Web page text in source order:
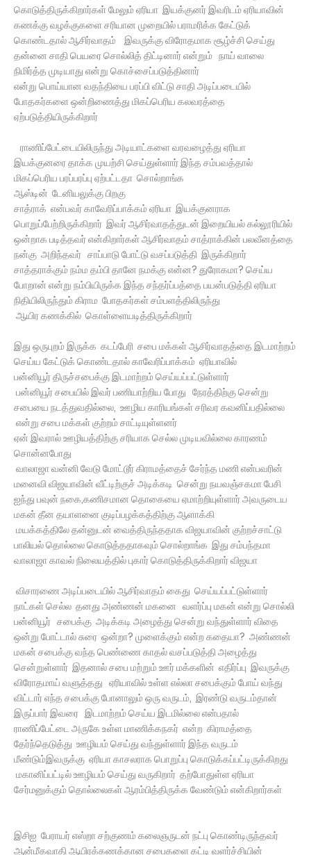
கொடுத்திருக்கிறார்கள் மேலும் ஏரியா இயக்குனர் இவரிடம் ஏரியாவின்
கணக்கு வழக்குகளை சரியான முறையில் பராமரிக்க கேட்டுக்
கொண்டதால் ஆசிர்வாதம் இவருக்கு விரோதமாக சூழ்ச்சி செய்து
தன்னை சாதி பெயரை சொல்லித் திட்டினார் என்றும் நாய் வாலை
நிமிர்த்த முடியாது என்று கொச்சைப்படுத்தினார்
என்று பொய்யான வதந்தியை பரப்பி விட்டு சாதி அடிப்படையில்
போதகர்களை ஒன்றிணைத்து மிகப்பெரிய கலவரத்தை
ஏற்படுத்தியிருக்கிறார்
ராணிப்பேட்டையிலிருந்து அடியாட்களை வரவழைத்து ஏரியா
இயக்குனரை தாக்க முயற்சி செய்துள்ளார் இந்த சம்பவத்தால்
மிகப்பெரிய பரப்பரப்பு ஏற்பட்டதா சொல்றாங்க
ஆஸ்டின் டேனியலுக்கு பிறகு
சாத்ராக் என்பவர் காவேரிப்பாக்கம் ஏரியா இயக்குனராக
பொறுப்பேற்றிருக்கிறார் இவர் ஆசிர்வாதத்துடன் இறையியல் கல்லூரியில்
ஒன்றாக படித்தவர் என்கிறார்கள் ஆசிர்வாதம் சாத்ராக்கின் பலவீனத்தை
நன்கு அறிந்தவர் சாப்பாடு போட்டு வசப்படுத்தி இருக்கிறார்
சாத்தராக்கும் நம்ம தம்பி தானே நமக்கு என்ன? துரோகமா? செய்ய
போறான் என்று நம்பியிருக்க இந்த சந்தர்ப்பத்தை பயன்படுத்தி ஏரியா
நிதியிலிருந்தும் கிராம போதகர்கள் சம்பளத்திலிருந்து
ஆயிர கணக்கில் கொள்ளையடித்திருக்கிறார்
இது ஒருபுறம் இருக்க கடப்பேரி சபை மக்கள் ஆசிர்வாதத்தை இடமாற்றம்
செய்ய கேட்டுக் கொண்டதால் காவேரிப்பாக்கம் ஏரியாவில்
பன்னியூர் திருச்சபைக்கு இடமாற்றம் செய்யப்பட்டுள்ளார்
பன்னியூர் சபையில் இவர் பணியாற்றிய போது நேரத்திற்கு சென்று
சபையை நடத்துவதில்லை, ஊழிய காரியங்கள் சரிவர கவனிப்பதில்லை
என்று சபை மக்கள் குற்றம் சாட்டியுள்ளனர்
ஏன் இவரால் ஊழியத்திற்கு சரியாக செல்ல முடியவில்லை காரணம்
சொன்னபோது
வாலாஜா வன்னி வேடு மோட்டூர் கிராமத்தைச் சேர்ந்த மணி என்பவரின்
மனைவி விஜயாவின் வீட்டிற்குச் அடிக்கடி சென்று நயவஞ்சகமா பேசி
ஐந்து பவுன் நகை,கணிசமான தொகையை ஏமாற்றியுள்ளார் அவருடைய
மகன் தீன தயாளனை குடிப்பழக்கத்திற்கு ஆளாக்கி
மயக்கத்திலே தன்னுடன் வைத்திருந்ததாக விஜயாவின் குற்றச்சாட்டு
பாலியல் தொல்லை கொடுத்ததாகவும் சொல்றாங்க இது சம்பந்தமா
வாலாஜா காவல் நிலையத்தில் புகார் கொடுத்திருக்கிறார் விஜயா
விசாரணை அடிப்படையில் ஆசிர்வாதம் கைது செய்யப்பட்டுள்ளார்
நாட்கள் செல்ல தனது அண்ணன் மகனை வளர்ப்பு மகன் என்று சொல்லி
பன்னியூர் சபைக்கு அடிக்கடி அழைத்து சென்று வந்துள்ளார் விதை
ஒன்று போட்டால் சுரை ஒன்றா? முளைக்கும் என்ற கதையா? அண்ணன்
மகன் சபைக்கு வந்த பெண்ணை காதல் வசப்படுத்தி அழைத்து
சென்றுள்ளார் இதனால் சபை மற்றும் ஊர் மக்களின் எதிர்ப்பு இவருக்கு
விரோதமாய் வளுத்தது ஏரியாவில் உள்ள எல்லா சபைக்கும் போய் வந்து
விட்டார் எந்த சபைக்கு போனாலும் ஒரு வருடம், இரண்டு வருடம்தான்
இருப்பார் இவரை இடமாற்றம் செய்ய இடமில்லை என்பதால்
ராணிப்பேட்டை அருகே உள்ள மாணிக்கநகர் என்ற கிராமத்தை
தேர்ந்தெடுத்து ஊழியம் செய்து வந்துள்ளார் இந்த வருடம்
மீண்டும்இவருக்கு ஏரியா காசலராக பொறுப்பு கொடுக்கப்பட்டிருக்கிறது
மகானிப்பட்டில் ஊழியம் செய்து வருகிறார் தற்போதுள்ள ஏரியா
சேர்மனுக்கும் தொல்லைகள் ஆரம்பித்திருக்க வேண்டும் என்கிறார்கள்
இசிஐ பேராயர் எஸ்றா சற்குணம் கலைஞருடன் நட்பு கொண்டிருந்தவர்
ஆன்மீகவாதி ஆயிரக்கணக்கான சபைகளை கட்டி வளர்ச்சியின்